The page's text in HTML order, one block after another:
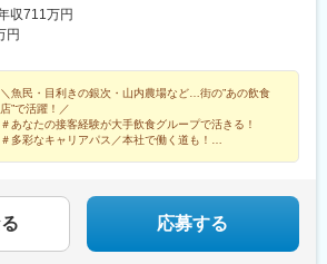
旭駅、三河高浜駅、岩倉駅(愛知県)、前後駅、日
洲駅、西春駅、佐古木駅、近鉄弥富駅、柏森駅、
、新羽島駅、東野駅(岐阜県)、美濃太田駅、鵜沼
駅、高茶屋駅、川原町駅、河原田駅、松ケ崎駅
白子駅、平田町駅、大崎広小路駅、芦花公園
駅、大師前駅、神泉駅、南新宿駅、仲御徒町
都)、馬喰町駅、成増駅、蓮沼駅、都庁前駅、立
袋駅、北朝霞駅、本八幡駅(都営線)、市川真間
崎駅、矢田駅(愛知県)、名鉄名古屋駅、大同町
県)、木曽川駅、知多半田駅、弥富駅、江吉良
たま／川越／千葉／船橋／新宿／世田谷／渋谷
川崎■北陸・甲信越富山／高岡／金沢／福井／長
津／伊勢■関西大津／彦根／京都／高槻／大阪／
尼崎／奈良／大和高田／和歌山■中国・四国鳥取
山／広島／福山／下関／山口／徳島／高松／丸
高知■九州北九州／福岡／直方／春日／佐賀／長
／大分／宮崎／鹿児島／那覇など※受動喫煙対
歳駅(北海道)、南稚内駅、北見駅、桂台駅、和
、宇治山田駅、釧路駅、霞ケ関駅(埼玉県)、国立
成成田駅、長崎駅前駅、佐久平駅、長野駅、町
、川崎駅、三島駅、ふかや花園駅、恵庭駅、尾
、新豊橋駅、伊予三島駅、伊予西条駅、下妻
駅、守谷駅、水海道駅、鹿島神宮駅、下館駅、
西駅、花巻駅、釜石駅、久慈駅、盛岡駅、北上
岡天神駅、東舞鶴駅、福知山駅、肥後大津駅、
羽根尾駅、高崎駅、海田市駅、尾道駅、丸亀
県)、伊万里駅、浦和駅、大袋駅、北戸田駅、吹上
収711万円
円
＼魚民・目利きの銀次・山内農場など…街の”あの飲食
店”で活躍！／
＃あなたの接客経験が大手飲食グループで活きる！
＃多彩なキャリアパス／本社で働く道も！
応募する